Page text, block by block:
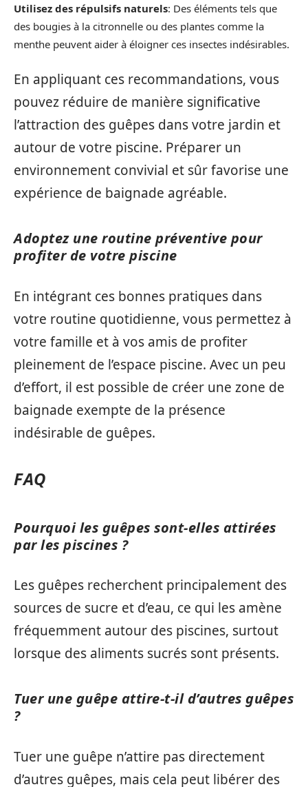
Utilisez des répulsifs naturels: Des éléments tels que
des bougies à la citronnelle ou des plantes comme la
menthe peuvent aider à éloigner ces insectes indésirables.
En appliquant ces recommandations, vous
pouvez réduire de manière significative
l’attraction des guêpes dans votre jardin et
autour de votre piscine. Préparer un
environnement convivial et sûr favorise une
expérience de baignade agréable.
Adoptez une routine préventive pour
profiter de votre piscine
En intégrant ces bonnes pratiques dans
votre routine quotidienne, vous permettez à
votre famille et à vos amis de profiter
pleinement de l’espace piscine. Avec un peu
d’effort, il est possible de créer une zone de
baignade exempte de la présence
indésirable de guêpes.
FAQ
Pourquoi les guêpes sont-elles attirées
par les piscines ?
Les guêpes recherchent principalement des
sources de sucre et d’eau, ce qui les amène
fréquemment autour des piscines, surtout
lorsque des aliments sucrés sont présents.
Tuer une guêpe attire-t-il d’autres guêpes
?
Tuer une guêpe n’attire pas directement
d’autres guêpes, mais cela peut libérer des